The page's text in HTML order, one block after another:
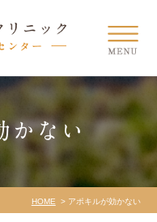
かない
HOME アポキルが効かない